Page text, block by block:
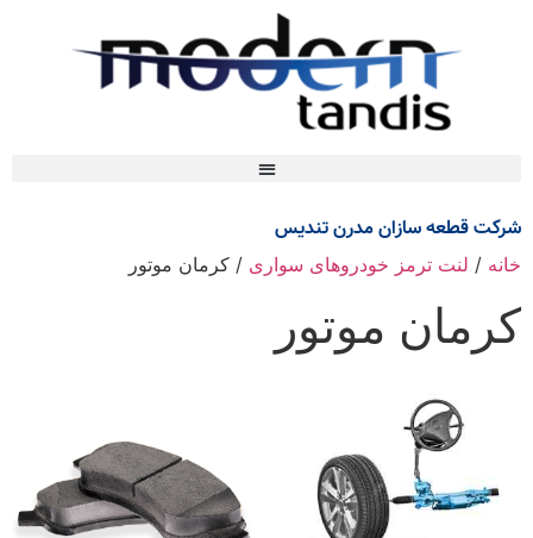
شرکت قطعه سازان مدرن تندیس
خانه / لنت ترمز خودروهای سواری / کرمان موتور
کرمان موتور